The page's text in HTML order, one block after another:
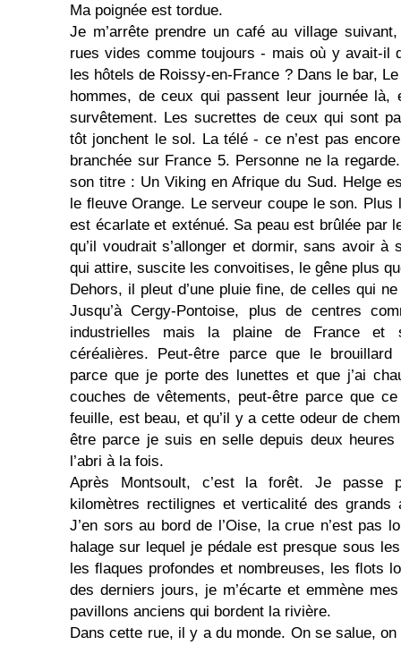
Ma poignée est tordue.
Je m’arrête prendre un café au village
rues vides comme toujours - mais où y avait-il
les hôtels de Roissy-en-France ? Dans le bar,
hommes, de ceux qui passent leur journée là,
survêtement. Les sucrettes de ceux qui sont
tôt jonchent le sol. La télé - ce n’est pas
branchée sur France 5. Personne ne la
son titre : Un Viking en Afrique du Sud. Helge
le ﬂeuve Orange. Le serveur coupe le son. Plus
est écarlate et exténué. Sa peau est brûlée par
qu’il voudrait s’allonger et dormir, sans avoir à
qui attire, suscite les convoitises, le gêne plus
Dehors, il pleut d’une pluie ﬁne, de celles qui
Jusqu’à Cergy-Pontoise, plus de centres
industrielles mais la plaine de France et
céréalières. Peut-être parce que le brouillard
parce que je porte des lunettes et que j’ai
couches de vêtements, peut-être parce que
feuille, est beau, et qu’il y a cette odeur de
être parce je suis en selle depuis deux
l’abri à la fois.
Après Montsoult, c’est la forêt. Je passe
kilomètres rectilignes et verticalité des grands
J’en sors au bord de l’Oise, la crue n’est pas
halage sur lequel je pédale est presque sous
les ﬂaques profondes et nombreuses, les ﬂots
des derniers jours, je m’écarte et emmène
pavillons anciens qui bordent la rivière.
Dans cette rue, il y a du monde. On se salue,